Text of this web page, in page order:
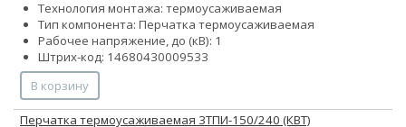
Технология монтажа: термоусаживаемая
Тип компонента: Перчатка термоусаживаемая
Рабочее напряжение, до (кВ): 1
Штрих-код: 14680430009533
В корзину
Перчатка термоусаживаемая 3ТПИ-150/240 (КВТ)